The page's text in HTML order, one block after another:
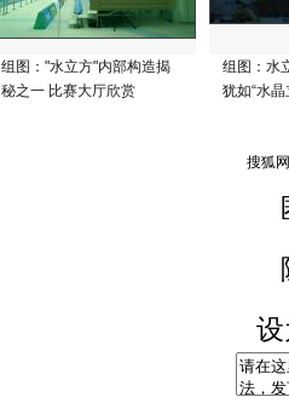
组图："水立方"内部构造揭
秘之一 比赛大厅欣赏
组图：水
犹如“水晶